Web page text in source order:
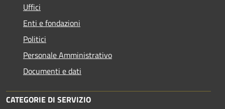
Uffici
Enti e fondazioni
Politici
Personale Amministrativo
Documenti e dati
CATEGORIE DI SERVIZIO